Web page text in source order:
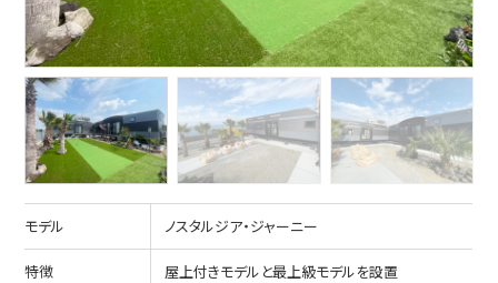
モデル ノスタルジア・ジャーニー
特徴 屋上付きモデルと最上級モデルを設置